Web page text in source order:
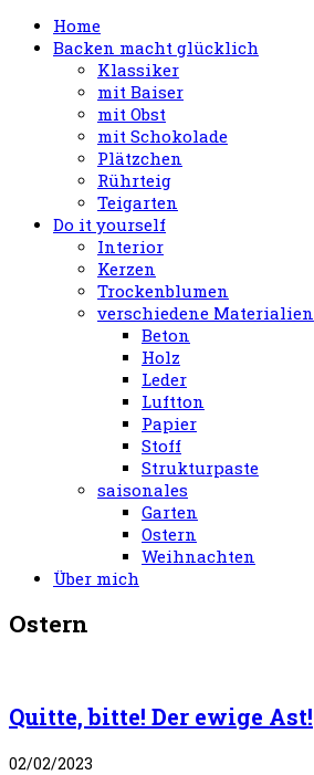
Home
Backen macht glücklich
Klassiker
mit Baiser
mit Obst
mit Schokolade
Plätzchen
Rührteig
Teigarten
Do it yourself
Interior
Kerzen
Trockenblumen
verschiedene Materialien
Beton
Holz
Leder
Luftton
Papier
Stoff
Strukturpaste
saisonales
Garten
Ostern
Weihnachten
Über mich
Ostern
Quitte, bitte! Der ewige Ast!
02/02/2023